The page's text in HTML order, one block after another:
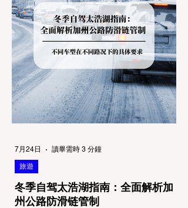
冬季自驾太浩湖指南：全面解析加
州公路防滑链管制
旅遊
7月24日 讀畢需時 3 分鐘